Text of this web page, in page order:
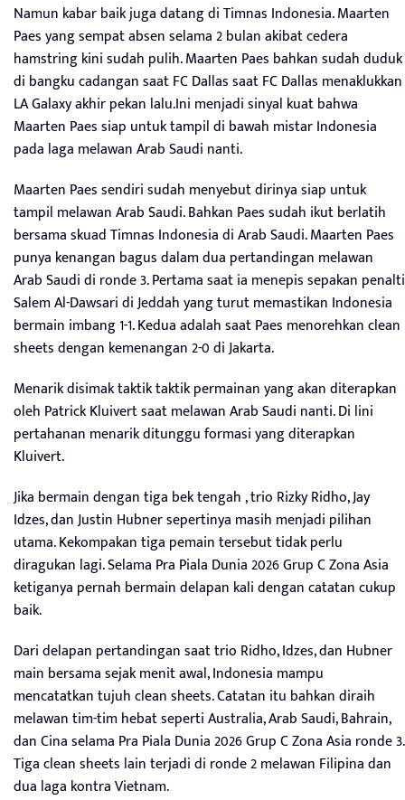
Namun kabar baik juga datang di Timnas Indonesia. Maarten
Paes yang sempat absen selama 2 bulan akibat cedera
hamstring kini sudah pulih. Maarten Paes bahkan sudah duduk
di bangku cadangan saat FC Dallas saat FC Dallas menaklukkan
LA Galaxy akhir pekan lalu.Ini menjadi sinyal kuat bahwa
Maarten Paes siap untuk tampil di bawah mistar Indonesia
pada laga melawan Arab Saudi nanti.
Maarten Paes sendiri sudah menyebut dirinya siap untuk
tampil melawan Arab Saudi. Bahkan Paes sudah ikut berlatih
bersama skuad Timnas Indonesia di Arab Saudi. Maarten Paes
punya kenangan bagus dalam dua pertandingan melawan
Arab Saudi di ronde 3. Pertama saat ia menepis sepakan penalti
Salem Al-Dawsari di Jeddah yang turut memastikan Indonesia
bermain imbang 1-1. Kedua adalah saat Paes menorehkan clean
sheets dengan kemenangan 2-0 di Jakarta.
Menarik disimak taktik taktik permainan yang akan diterapkan
oleh Patrick Kluivert saat melawan Arab Saudi nanti. Di lini
pertahanan menarik ditunggu formasi yang diterapkan
Kluivert.
Jika bermain dengan tiga bek tengah , trio Rizky Ridho, Jay
Idzes, dan Justin Hubner sepertinya masih menjadi pilihan
utama. Kekompakan tiga pemain tersebut tidak perlu
diragukan lagi. Selama Pra Piala Dunia 2026 Grup C Zona Asia
ketiganya pernah bermain delapan kali dengan catatan cukup
baik.
Dari delapan pertandingan saat trio Ridho, Idzes, dan Hubner
main bersama sejak menit awal, Indonesia mampu
mencatatkan tujuh clean sheets. Catatan itu bahkan diraih
melawan tim-tim hebat seperti Australia, Arab Saudi, Bahrain,
dan Cina selama Pra Piala Dunia 2026 Grup C Zona Asia ronde 3.
Tiga clean sheets lain terjadi di ronde 2 melawan Filipina dan
dua laga kontra Vietnam.